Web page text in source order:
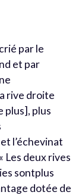
par le
et par
rive droite
plus], plus
l’échevinat
Les deux rives
sontplus
dotée de